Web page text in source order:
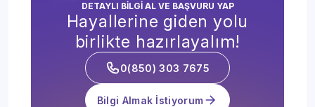
DETAYLI BİLGİ AL VE BAŞVURU YAP
Hayallerine giden yolu
birlikte hazırlayalım!
0(850) 303 7675
Bilgi Almak İstiyorum